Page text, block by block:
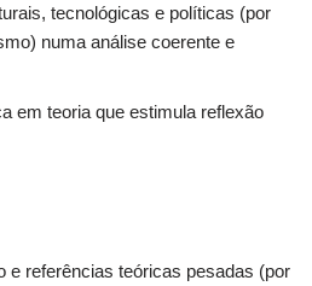
tecnológicas e políticas (por
numa análise coerente e
em teoria que estimula reflexão
e referências teóricas pesadas (por